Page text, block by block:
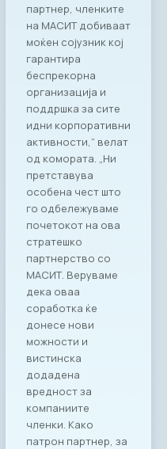
партнер, членките
на МАСИТ добиваат
моќен сојузник кој
гарантира
беспрекорна
организација и
поддршка за сите
идни корпоративни
активности,“ велат
од комората. „Ни
претставува
особена чест што
го одбележуваме
почетокот на ова
стратешко
партнерство со
МАСИТ. Веруваме
дека оваа
соработка ќе
донесе нови
можности и
вистинска
додадена
вредност за
компаниите
членки. Како
патрон партнер, за